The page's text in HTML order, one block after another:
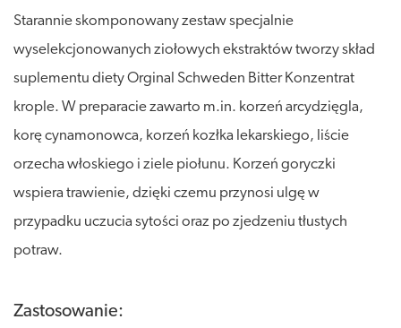
Starannie skomponowany zestaw specjalnie
wyselekcjonowanych ziołowych ekstraktów tworzy skład
suplementu diety Orginal Schweden Bitter Konzentrat
krople. W preparacie zawarto m.in. korzeń arcydzięgla,
korę cynamonowca, korzeń kozłka lekarskiego, liście
orzecha włoskiego i ziele piołunu. Korzeń goryczki
wspiera trawienie, dzięki czemu przynosi ulgę w
przypadku uczucia sytości oraz po zjedzeniu tłustych
potraw.
Zastosowanie: